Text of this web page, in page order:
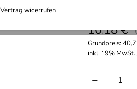
Vertrag widerrufen
(250 ml)
10,18 €
Grundpreis:
inkl. 19%
−